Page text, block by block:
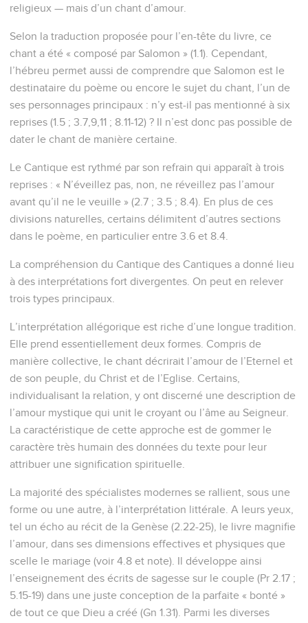
religieux — mais d’un chant d’amour.
Selon la traduction proposée pour l’en-tête du livre, ce
chant a été « composé par Salomon » (1.1). Cependant,
l’hébreu permet aussi de comprendre que Salomon est le
destinataire du poème ou encore le sujet du chant, l’un de
ses personnages principaux : n’y est-il pas mentionné à six
reprises (1.5 ; 3.7,9,11 ; 8.11-12) ? Il n’est donc pas possible de
dater le chant de manière certaine.
Le Cantique est rythmé par son refrain qui apparaît à trois
reprises : « N’éveillez pas, non, ne réveillez pas l’amour
avant qu’il ne le veuille » (2.7 ; 3.5 ; 8.4). En plus de ces
divisions naturelles, certains délimitent d’autres sections
dans le poème, en particulier entre 3.6 et 8.4.
La compréhension du Cantique des Cantiques a donné lieu
à des interprétations fort divergentes. On peut en relever
trois types principaux.
L’interprétation allégorique est riche d’une longue tradition.
Elle prend essentiellement deux formes. Compris de
manière collective, le chant décrirait l’amour de l’Eternel et
de son peuple, du Christ et de l’Eglise. Certains,
individualisant la relation, y ont discerné une description de
l’amour mystique qui unit le croyant ou l’âme au Seigneur.
La caractéristique de cette approche est de gommer le
caractère très humain des données du texte pour leur
attribuer une signification spirituelle.
La majorité des spécialistes modernes se rallient, sous une
forme ou une autre, à l’interprétation littérale. A leurs yeux,
tel un écho au récit de la Genèse (2.22-25), le livre magnifie
l’amour, dans ses dimensions effectives et physiques que
scelle le mariage (voir 4.8 et note). Il développe ainsi
l’enseignement des écrits de sagesse sur le couple (Pr 2.17 ;
5.15-19) dans une juste conception de la parfaite « bonté »
de tout ce que Dieu a créé (Gn 1.31). Parmi les diverses